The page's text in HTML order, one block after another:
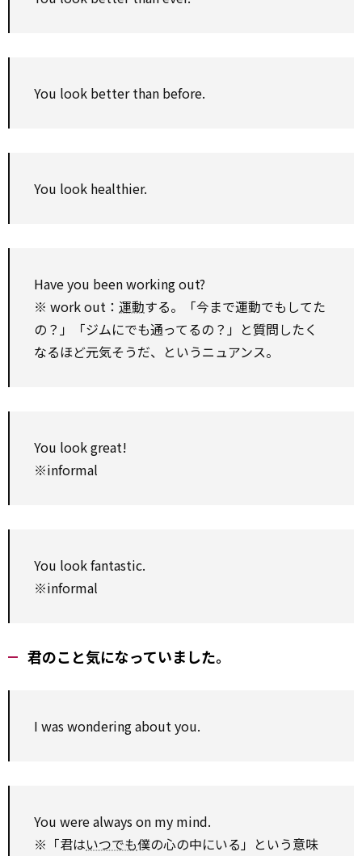
You look better than before.
You look healthier.
Have you been working out?
※ work out： 運動する。「今まで運動でもしてた
の？」「ジムにでも通ってるの？」と質問したく
なるほど元気そうだ、というニュアンス。
You look great!
※informal
You look fantastic.
※informal
君のこと気になっていました。
I was wondering about you.
You were always on my mind.
※「君はいつでも僕の心の中にいる」という意味